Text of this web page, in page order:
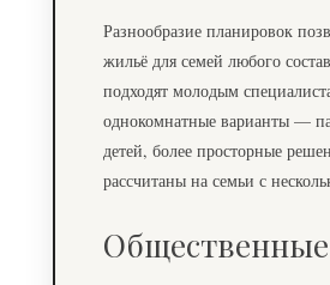
Разнообразие планировок
жильё для семей любого
подходят молодым
однокомнатные варианты —
детей, более просторные
рассчитаны на семьи с